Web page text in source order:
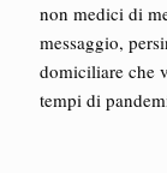
non medici di
messaggio,
domiciliare che
tempi di